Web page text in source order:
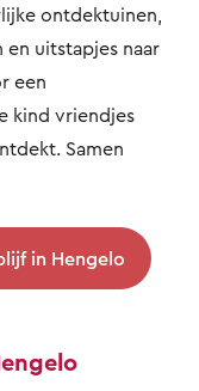
ontdektuinen,
uitstapjes naar
een
kind vriendjes
Samen
in Hengelo